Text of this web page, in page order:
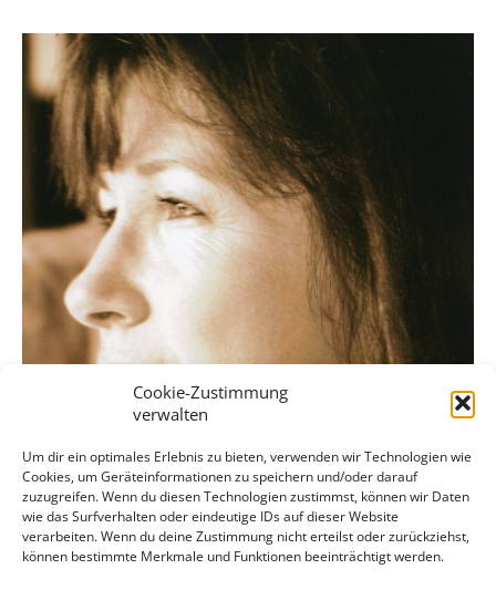
Cookie-Zustimmung
verwalten
Um dir ein optimales Erlebnis zu bieten, verwenden wir Technologien wie
Cookies, um Geräteinformationen zu speichern und/oder darauf
zuzugreifen. Wenn du diesen Technologien zustimmst, können wir Daten
wie das Surfverhalten oder eindeutige IDs auf dieser Website
verarbeiten. Wenn du deine Zustimmung nicht erteilst oder zurückziehst,
können bestimmte Merkmale und Funktionen beeinträchtigt werden.